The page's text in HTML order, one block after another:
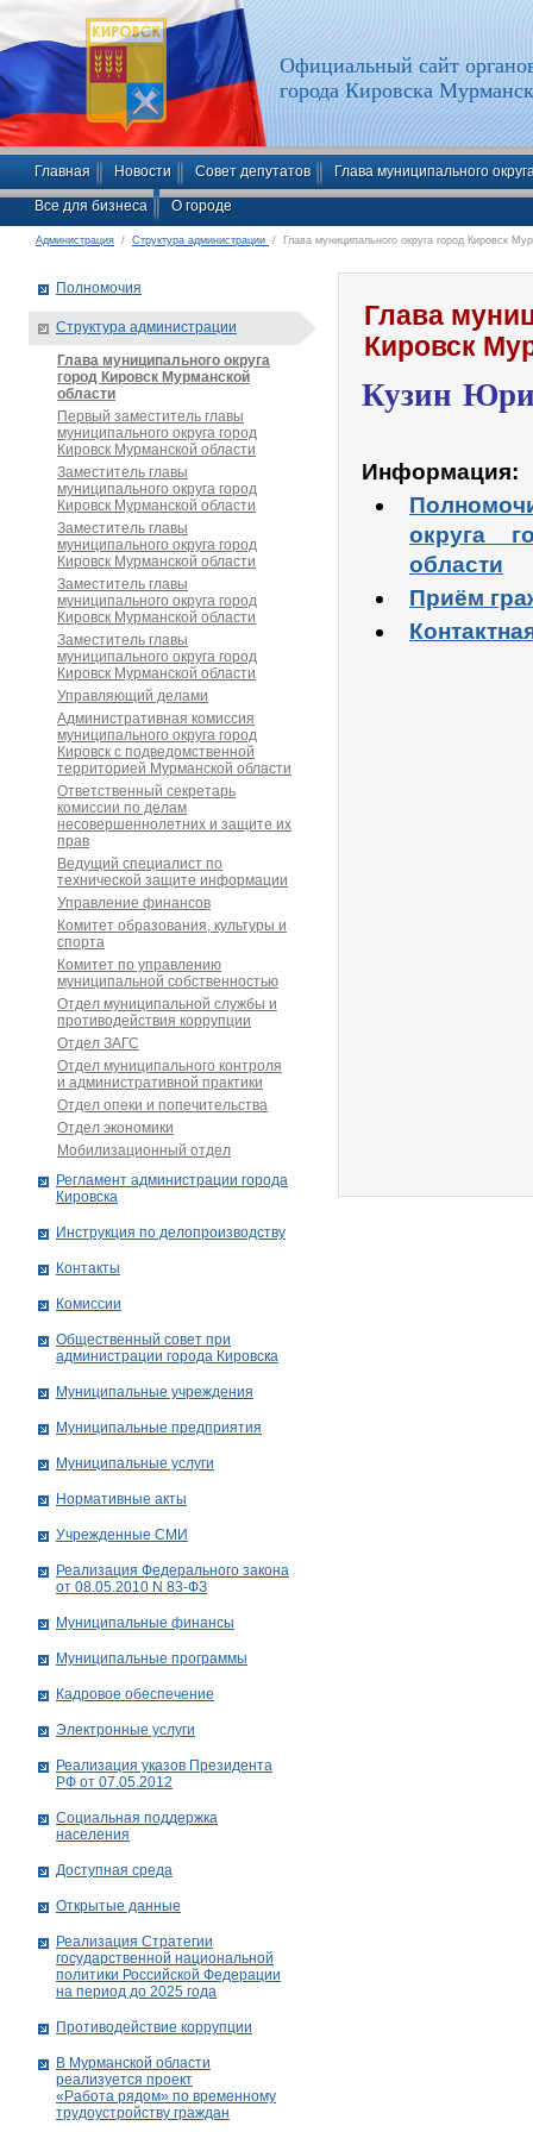
Официальный сайт
города Кировска
Главная Новости Совет депутатов Глава муниципального
Все для бизнеса О городе
Администрация / Структура администрации / Глава муниципального округа город Кировск
Глава
Кировск
Кузин
Информация:
округа
области
Приём
Полномочия
Структура администрации
Глава муниципального округа
город Кировск Мурманской
области
Первый заместитель главы
муниципального округа город
Кировск Мурманской области
Заместитель главы
муниципального округа город
Кировск Мурманской области
Заместитель главы
муниципального округа город
Кировск Мурманской области
Заместитель главы
муниципального округа город
Кировск Мурманской области
Заместитель главы
муниципального округа город
Кировск Мурманской области
Управляющий делами
Административная комиссия
муниципального округа город
Кировск с подведомственной
территорией Мурманской области
Ответственный секретарь
комиссии по делам
несовершеннолетних и защите их
прав
Ведущий специалист по
технической защите информации
Управление финансов
Комитет образования, культуры и
спорта
Комитет по управлению
муниципальной собственностью
Отдел муниципальной службы и
противодействия коррупции
Отдел ЗАГС
Отдел муниципального контроля
и административной практики
Отдел опеки и попечительства
Отдел экономики
Мобилизационный отдел
Рег­ла­мент ад­ми­нист­ра­ции го­ро­да
Ки­ров­ска
Инструкция по делопроизводству
Контакты
Комиссии
Общественный совет при
администрации города Кировска
Муниципальные учреждения
Муниципальные предприятия
Муниципальные услуги
Нормативные акты
Учрежденные СМИ
Реализация Федерального закона
от 08.05.2010 N 83-ФЗ
Муниципальные финансы
Муниципальные программы
Кадровое обеспечение
Электронные услуги
Реализация указов Президента
РФ от 07.05.2012
Социальная поддержка
населения
Доступная среда
Открытые данные
Реализация Стратегии
государственной национальной
политики Российской Федерации
на период до 2025 года
Противодействие коррупции
В Мурманской области
реализуется проект
«Работа рядом» по временному
трудоустройству граждан